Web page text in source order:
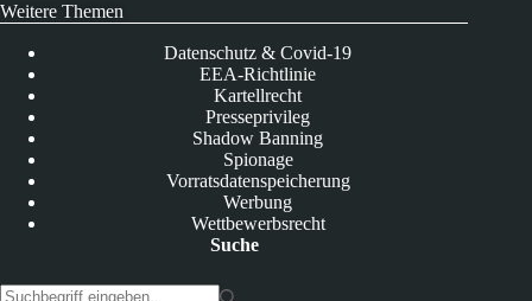
Weitere Themen
Datenschutz & Covid-19
EEA-Richtlinie
Kartellrecht
Presseprivileg
Shadow Banning
Spionage
Vorratsdatenspeicherung
Werbung
Wettbewerbsrecht
Suche